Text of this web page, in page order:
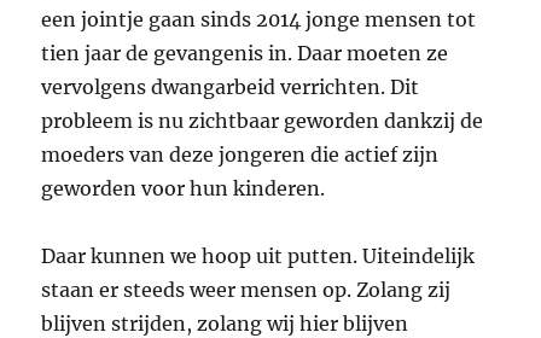
een jointje gaan sinds 2014 jonge mensen tot
tien jaar de gevangenis in. Daar moeten ze
vervolgens dwangarbeid verrichten. Dit
probleem is nu zichtbaar geworden dankzij de
moeders van deze jongeren die actief zijn
geworden voor hun kinderen.
Daar kunnen we hoop uit putten. Uiteindelijk
staan er steeds weer mensen op. Zolang zij
blijven strijden, zolang wij hier blijven